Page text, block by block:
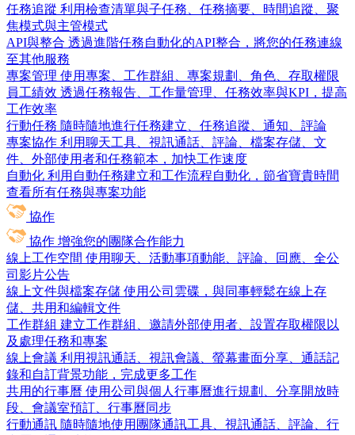
任務追蹤 利用檢查清單與子任務、任務摘要、時間追蹤、聚
焦模式與主管模式
API與整合 透過進階任務自動化的API整合，將您的任務連線
至其他服務
專案管理 使用專案、工作群組、專案規劃、角色、存取權限
員工績效 透過任務報告、工作量管理、任務效率與KPI，提高
工作效率
行動任務 隨時隨地進行任務建立、任務追蹤、通知、評論
專案協作 利用聊天工具、視訊通話、評論、檔案存儲、文
件、外部使用者和任務範本，加快工作速度
自動化 利用自動任務建立和工作流程自動化，節省寶貴時間
查看所有任務與專案功能
協作
協作 增強您的團隊合作能力
線上工作空間 使用聊天、活動事項動能、評論、回應、全公
司影片公告
線上文件與檔案存儲 使用公司雲碟，與同事輕鬆在線上存
儲、共用和編輯文件
工作群組 建立工作群組、邀請外部使用者、設置存取權限以
及處理任務和專案
線上會議 利用視訊通話、視訊會議、螢幕畫面分享、通話記
錄和自訂背景功能，完成更多工作
共用的行事曆 使用公司與個人行事曆進行規劃、分享開放時
段、會議室預訂、行事曆同步
行動通訊 隨時隨地使用團隊通訊工具、視訊通話、評論、行